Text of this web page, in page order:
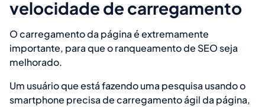
velocidade de carregamento
O carregamento da página é extremamente
importante, para que o ranqueamento de SEO seja
melhorado.
Um usuário que está fazendo uma pesquisa usando o
smartphone precisa de carregamento ágil da página,